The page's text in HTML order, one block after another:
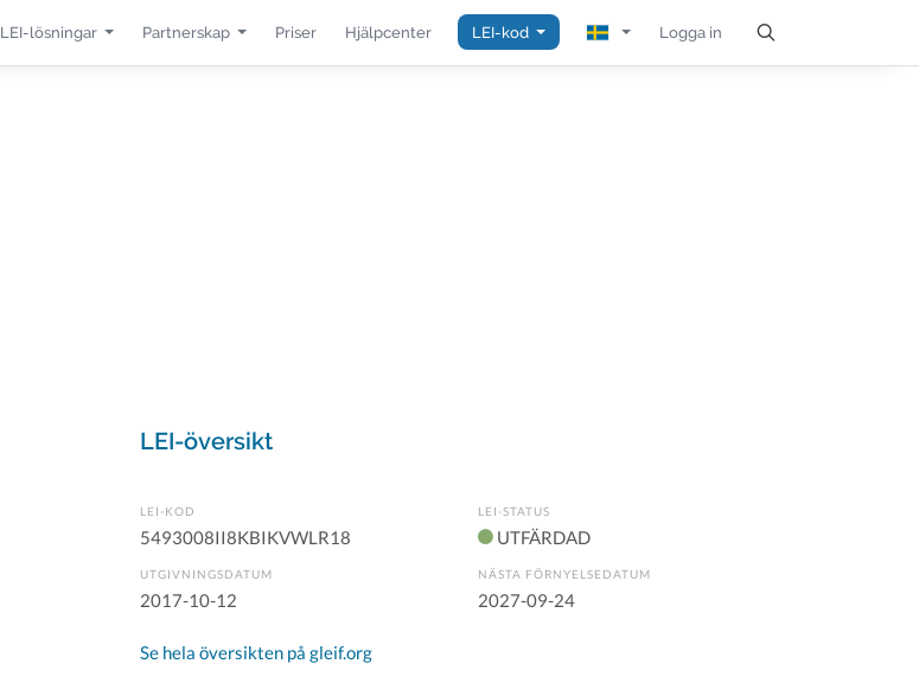
LEI-lösningar Partnerskap Priser Hjälpcenter LEI-kod Logga in
LEI-översikt
LEI-KOD
5493008II8KBIKVWLR18
LEI-STATUS
UTFÄRDAD
UTGIVNINGSDATUM
2017-10-12
NÄSTA FÖRNYELSEDATUM
2027-09-24
Se hela översikten på gleif.org